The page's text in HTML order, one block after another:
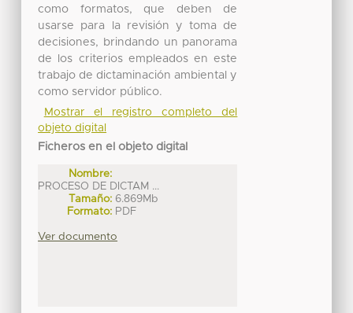
como formatos, que deben de
usarse para la revisión y toma de
decisiones, brindando un panorama
de los criterios empleados en este
trabajo de dictaminación ambiental y
como servidor público.
Mostrar el registro completo del
objeto digital
Ficheros en el objeto digital
Nombre:
PROCESO DE DICTAM ...
Tamaño: 6.869Mb
Formato: PDF
Ver documento